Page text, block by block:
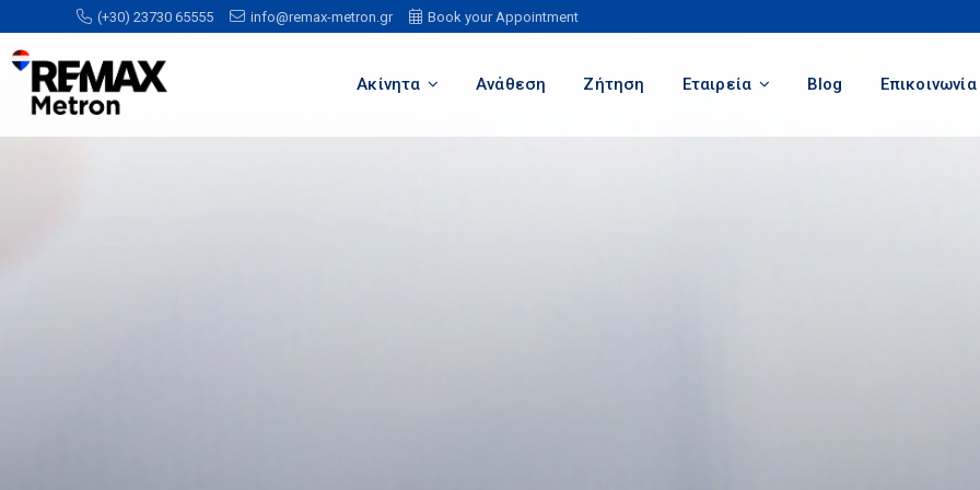
(+30) 23730 65555 info@remax-metron.gr Book your Appointment
Ακίνητα Ανάθεση Ζήτηση Εταιρεία Blog Επικοινωνία